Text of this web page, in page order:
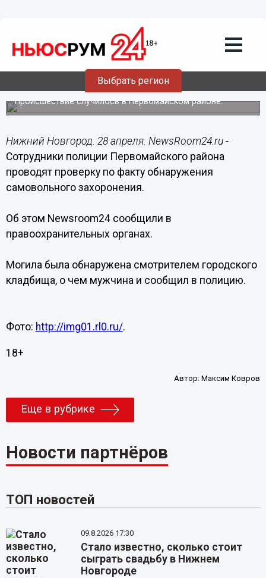
Выбрать регион
Самовольное захоронение обнаружили
на одном из кладбищ в Нижегородской
Происшествие случилось в Первомайском районе.
Нижний Новгород. 28 апреля. NewsRoom24.ru -
Сотрудники полиции Первомайского района
проводят проверку по факту обнаружения
самовольного захоронения.
Об этом Newsroom24 сообщили в
правоохранительных органах.
Могила была обнаружена смотрителем городского
кладбища, о чем мужчина и сообщил в полицию.
Фото: http://img01.rl0.ru/.
18+
Автор:Максим Ковров
Еще в рубрике
Новости партнёров
ТОП новостей
09.8.2026 17:30
Стало известно, сколько стоит
сыграть свадьбу в Нижнем
Новгороде